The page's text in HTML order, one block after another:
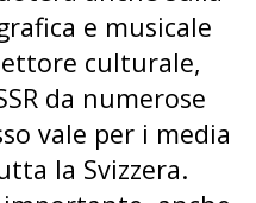
e musicale
culturale,
da numerose
vale per i media
la Svizzera.